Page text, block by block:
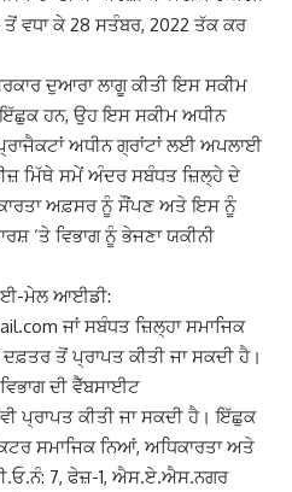
ਵਧਾ ਕੇ 28 ਸਤੰਬਰ, 2022 ਤੱਕ ਕਰ
ਦੁਆਰਾ ਲਾਗੂ ਕੀਤੀ ਇਸ ਸਕੀਮ
ਹਨ, ਉਹ ਇਸ ਸਕੀਮ ਅਧੀਨ
ਅਧੀਨ ਗ੍ਰਾਂਟਾਂ ਲਈ ਅਪਲਾਈ
ਮਿੱਥੇ ਸਮੇਂ ਅੰਦਰ ਸਬੰਧਤ ਜ਼ਿਲ੍ਹੇ ਦੇ
ਅਫ਼ਸਰ ਨੂੰ ਸੌਂਪਣ ਅਤੇ ਇਸ ਨੂੰ
‘ਤੇ ਵਿਭਾਗ ਨੂੰ ਭੇਜਣਾ ਯਕੀਨੀ
ਈ-ਮੇਲ ਆਈਡੀ:
ਜਾਂ ਸਬੰਧਤ ਜ਼ਿਲ੍ਹਾ ਸਮਾਜਿਕ
ਤੋਂ ਪ੍ਰਾਪਤ ਕੀਤੀ ਜਾ ਸਕਦੀ ਹੈ।
ਦੀ ਵੈੱਬਸਾਈਟ
ਪ੍ਰਾਪਤ ਕੀਤੀ ਜਾ ਸਕਦੀ ਹੈ। ਇੱਛੁਕ
ਸਮਾਜਿਕ ਨਿਆਂ, ਅਧਿਕਾਰਤਾ ਅਤੇ
7, ਫੇਜ਼-1, ਐਸ.ਏ.ਐਸ.ਨਗਰ